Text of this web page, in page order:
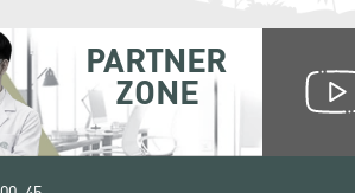
PARTNER
ZONE